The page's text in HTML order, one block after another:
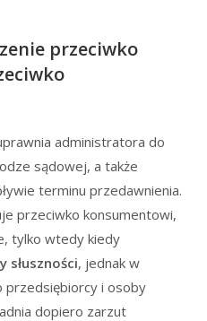
przeciwko
administratora do
sądowej, a także
terminu przedawnienia.
przeciwko konsumentowi,
tylko wtedy kiedy
słuszności, jednak w
i osoby
dopiero zarzut